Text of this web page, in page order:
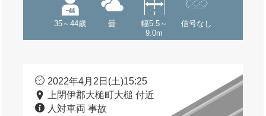
35～44歳 曇
幅5.5～
9.0m
信号なし
2022年4月2日(土)15:25
上閉伊郡大槌町大槌 付近
人対車両 事故